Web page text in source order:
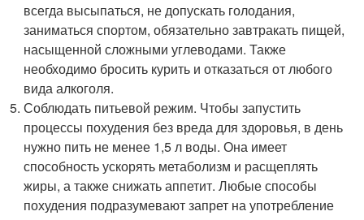
всегда высыпаться, не допускать голодания,
заниматься спортом, обязательно завтракать пищей,
насыщенной сложными углеводами. Также
необходимо бросить курить и отказаться от любого
вида алкоголя.
Соблюдать питьевой режим. Чтобы запустить
процессы похудения без вреда для здоровья, в день
нужно пить не менее 1,5 л воды. Она имеет
способность ускорять метаболизм и расщеплять
жиры, а также снижать аппетит. Любые способы
похудения подразумевают запрет на употребление